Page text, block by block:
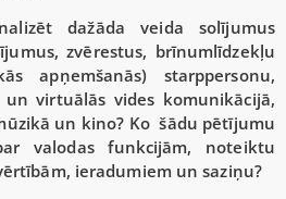
dažāda veida solījumus
zvērestus, brīnumlīdzekļu
apņemšanās) starppersonu,
virtuālās vides komunikācijā,
un kino? Ko šādu pētījumu
valodas funkcijām, noteiktu
ieradumiem un saziņu?